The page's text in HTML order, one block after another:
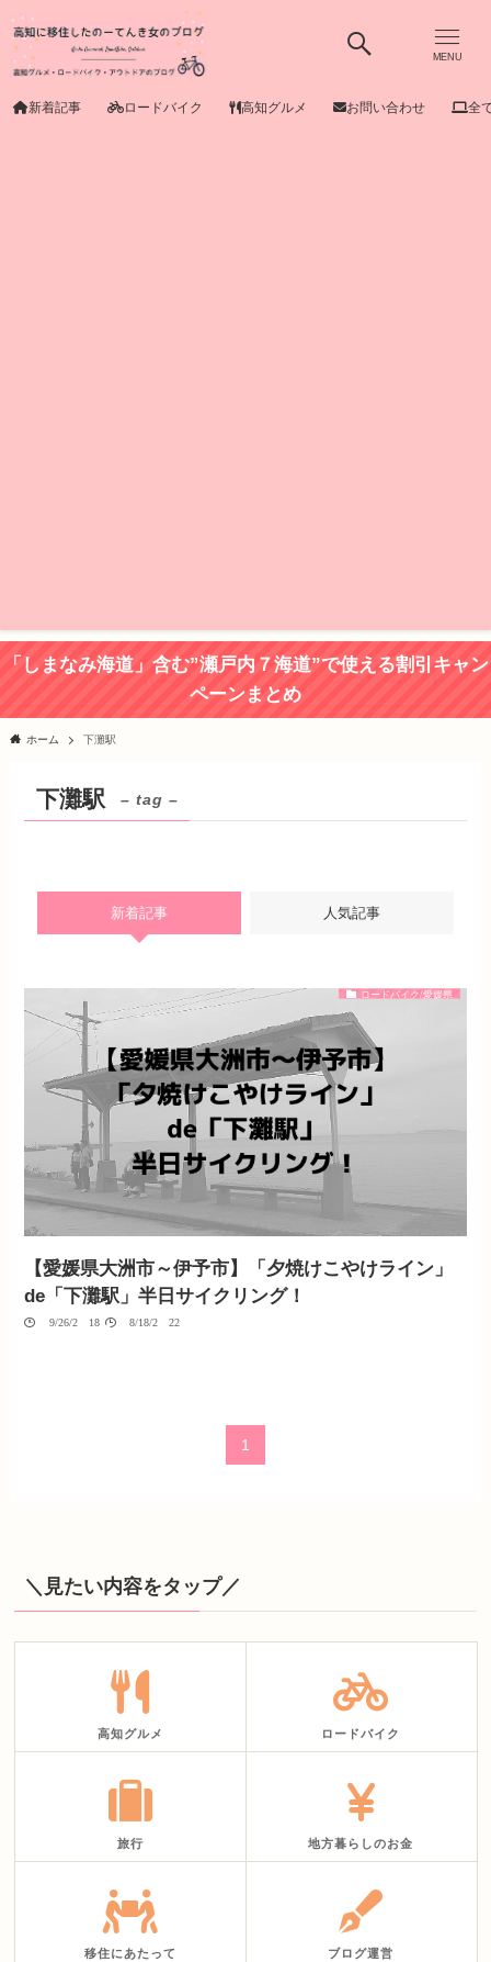
MENU
新着記事 ロードバイク 高知グルメ お問い合わせ 全
「しまなみ海道」含む”瀬戸内７海道”で使える割引キャン
ペーンまとめ
ホーム 下灘駅
下灘駅 – tag –
新着記事 人気記事
ロードバイク/愛媛県
【愛媛県大洲市～伊予市】「夕焼けこやけライン」
de「下灘駅」半日サイクリング！
09/26/2018 08/18/2022
1
＼見たい内容をタップ／
高知グルメ ロードバイク
旅行 地方暮らしのお金
移住にあたって ブログ運営